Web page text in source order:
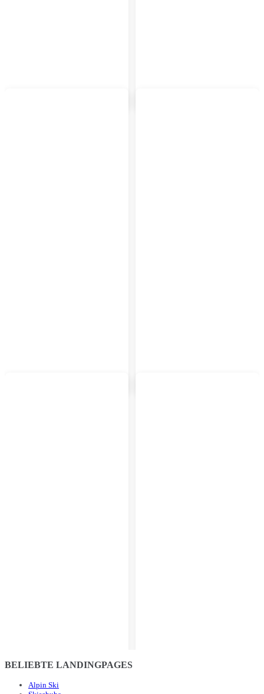
BELIEBTE LANDINGPAGES
Alpin Ski